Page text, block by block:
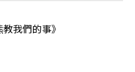
我們的事》